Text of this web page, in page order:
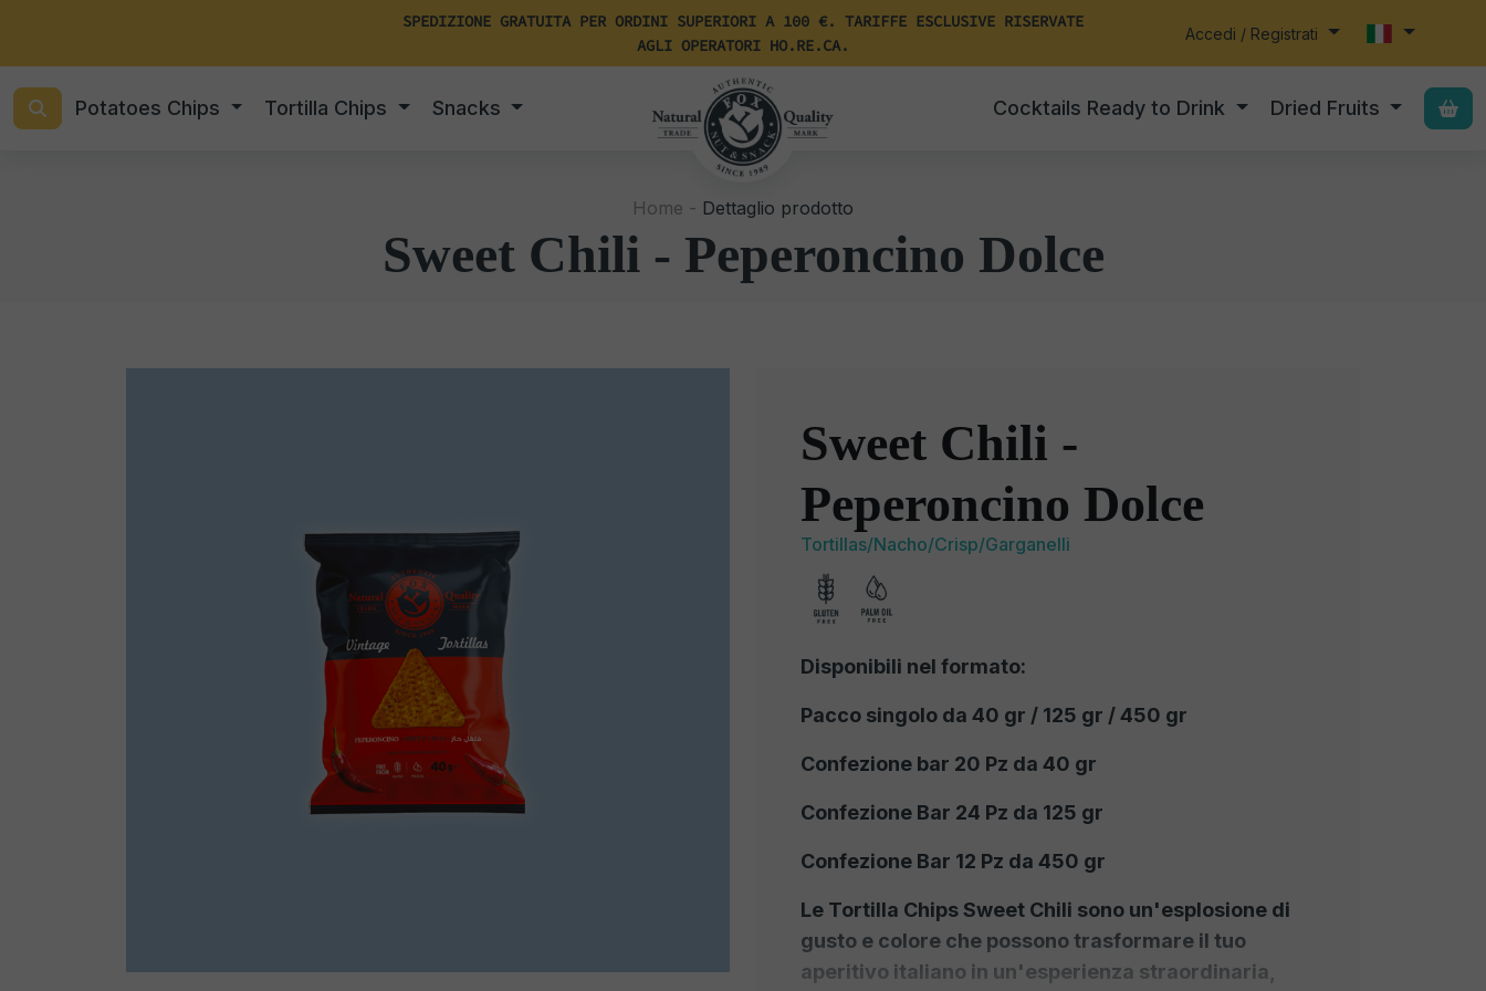
SPEDIZIONE GRATUITA PER ORDINI SUPERIORI A 100 €. TARIFFE ESCLUSIVE RISERVATE
AGLI OPERATORI HO.RE.CA.
Accedi / Registrati
Potatoes Chips Tortilla Chips Snacks Cocktails Ready to Drink Dried Fruits
Home - Dettaglio prodotto
Sweet Chili - Peperoncino Dolce
Sweet Chili -
Peperoncino Dolce
Tortillas/Nacho/Crisp/Garganelli
Disponibili nel formato:
Pacco singolo da 40 gr / 125 gr / 450 gr
Confezione bar 20 Pz da 40 gr
Confezione Bar 24 Pz da 125 gr
Confezione Bar 12 Pz da 450 gr
Le Tortilla Chips Sweet Chili sono un'esplosione di
gusto e colore che possono trasformare il tuo
aperitivo italiano in un'esperienza straordinaria,